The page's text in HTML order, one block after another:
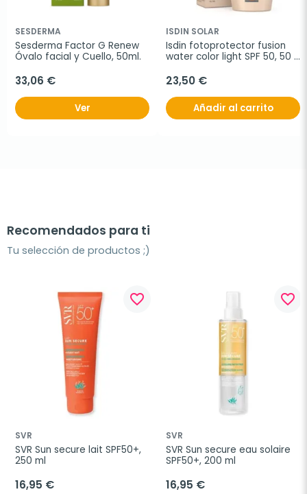
SESDERMA
Sesderma Factor G Renew
Óvalo facial y Cuello, 50ml.
33,06 €
Ver
ISDIN SOLAR
Isdin fotoprotector fusion
water color light SPF 50, 50
23,50 €
Añadir al carrito
Recomendados para ti
Tu selección de productos ;)
favorite_border
SVR
SVR Sun secure lait SPF50+,
250 ml
16,95 €
favorite_border
SVR
SVR Sun secure eau solaire
SPF50+, 200 ml
16,95 €